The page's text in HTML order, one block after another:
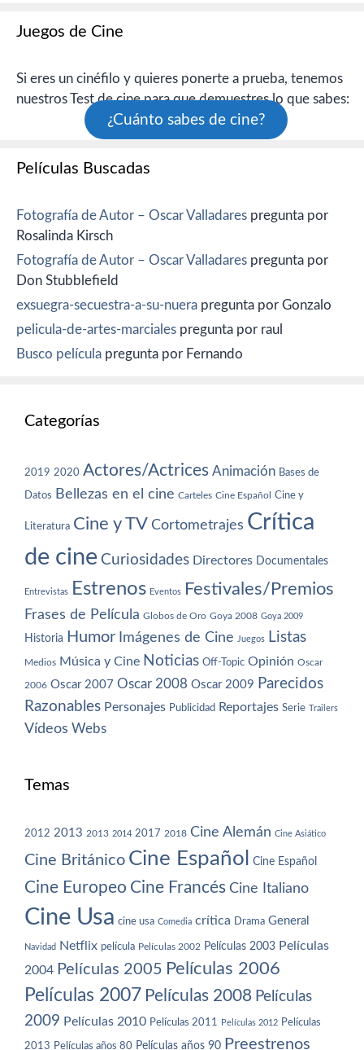
Juegos de Cine
Si eres un cinéfilo y quieres ponerte a prueba, tenemos
nuestros Test de cine para que demuestres lo que sabes:
¿Cuánto sabes de cine?
Películas Buscadas
Fotografía de Autor – Oscar Valladares pregunta por
Rosalinda Kirsch
Fotografía de Autor – Oscar Valladares pregunta por
Don Stubblefield
exsuegra-secuestra-a-su-nuera pregunta por Gonzalo
pelicula-de-artes-marciales pregunta por raul
Busco película pregunta por Fernando
Categorías
2019 2020 Actores/Actrices Animación Bases de
Datos Bellezas en el cine Carteles Cine Español Cine y
Literatura Cine y TV Cortometrajes Crítica
de cine Curiosidades Directores Documentales
Entrevistas Estrenos Eventos Festivales/Premios
Frases de Película Globos de Oro Goya 2008 Goya 2009
Historia Humor Imágenes de Cine Juegos Listas
Medios Música y Cine Noticias Off-Topic Opinión Oscar
2006 Oscar 2007 Oscar 2008 Oscar 2009 Parecidos
Razonables Personajes Publicidad Reportajes Serie Trailers
Vídeos Webs
Temas
2012 2013 2013 2014 2017 2018 Cine Alemán Cine Asiático
Cine Británico Cine Español Cine Español
Cine Europeo Cine Francés Cine Italiano
Cine Usa cine usa Comedia crítica Drama General
Navidad Netflix película Películas 2002 Películas 2003 Películas
2004 Películas 2005 Películas 2006
Películas 2007 Películas 2008 Películas
2009 Películas 2010 Películas 2011 Películas 2012 Películas
2013 Películas años 80 Películas años 90 Preestrenos